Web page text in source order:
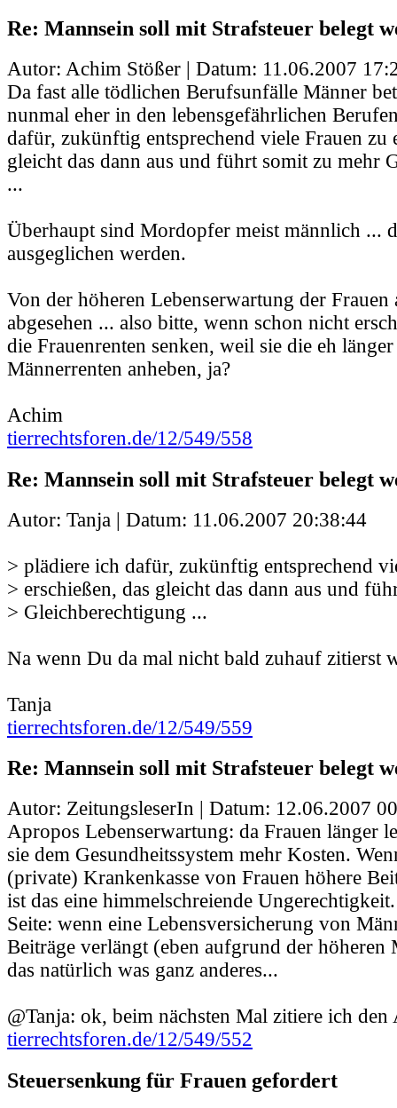
Re: Mannsein soll mit Strafsteuer belegt
Autor: Achim Stößer | Datum: 11.06.2007
Da fast alle tödlichen Berufsunfälle Männer
nunmal eher in den lebensgefährlichen
dafür, zukünftig entsprechend viele Frauen zu
gleicht das dann aus und führt somit zu mehr
...
Überhaupt sind Mordopfer meist männlich ...
ausgeglichen werden.
Von der höheren Lebenserwartung der Frauen
abgesehen ... also bitte, wenn schon nicht
die Frauenrenten senken, weil sie die eh
Männerrenten anheben, ja?
Achim
tierrechtsforen.de/12/549/558
Re: Mannsein soll mit Strafsteuer belegt
Autor: Tanja | Datum: 11.06.2007 20:38:44
> plädiere ich dafür, zukünftig entsprechend
> erschießen, das gleicht das dann aus und
> Gleichberechtigung ...
Na wenn Du da mal nicht bald zuhauf zitierst
Tanja
tierrechtsforen.de/12/549/559
Re: Mannsein soll mit Strafsteuer belegt
Autor: ZeitungsleserIn | Datum: 12.06.2007
Apropos Lebenserwartung: da Frauen länger
sie dem Gesundheitssystem mehr Kosten.
(private) Krankenkasse von Frauen höhere
ist das eine himmelschreiende
Seite: wenn eine Lebensversicherung von
Beiträge verlängt (eben aufgrund der höheren
das natürlich was ganz anderes...
@Tanja: ok, beim nächsten Mal zitiere ich
tierrechtsforen.de/12/549/552
Steuersenkung für Frauen gefordert